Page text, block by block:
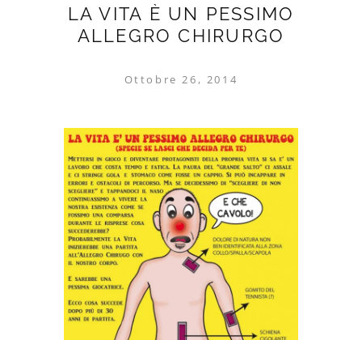
LA VITA È UN PESSIMO
ALLEGRO CHIRURGO
Ottobre 26, 2014